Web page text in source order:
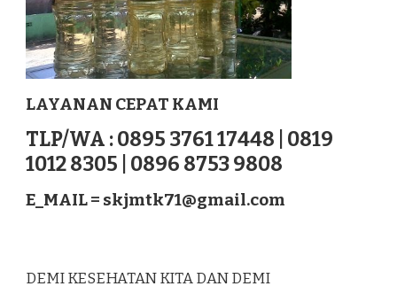
LAYANAN CEPAT KAMI
TLP/WA : 0895 3761 17448 | 0819
1012 8305 | 0896 8753 9808
E_MAIL = skjmtk71@gmail.com
DEMI KESEHATAN KITA DAN DEMI